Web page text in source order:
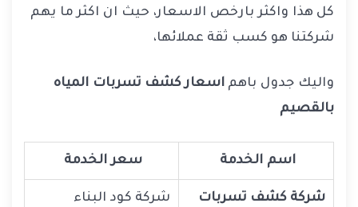
كل هذا واكثر بارخص الاسعار، حيث ان اكثر ما يهم
شركتنا هو كسب ثقة عملائها،
واليك جدول باهم اسعار كشف تسربات المياه
بالقصيم
اسم الخدمة سعر الخدمة
شركة كشف تسربات
شركة كود البناء